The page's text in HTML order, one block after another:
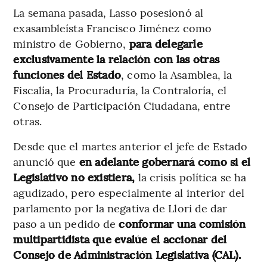
La semana pasada, Lasso posesionó al
exasambleísta Francisco Jiménez como
ministro de Gobierno, para delegarle
exclusivamente la relación con las otras
funciones del Estado, como la Asamblea, la
Fiscalía, la Procuraduría, la Contraloría, el
Consejo de Participación Ciudadana, entre
otras.
Desde que el martes anterior el jefe de Estado
anunció que en adelante gobernará como si el
Legislativo no existiera, la crisis política se ha
agudizado, pero especialmente al interior del
parlamento por la negativa de Llori de dar
paso a un pedido deconformar una comisión
multipartidista que evalúe el accionar del
Consejo de Administración Legislativa (CAL).